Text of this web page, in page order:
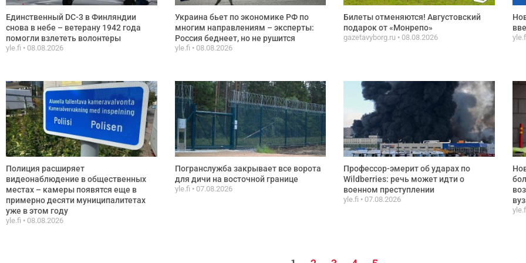
Единственный DC-3 в Финляндии
снова в небе – ветерану 1942 года
помогли взлететь волонтеры
yle.fi 08.08.2026
Украина бьет по экономике РФ по
многим направлениям – эксперты:
Россия беднеет, но не рушится
yle.fi 08.08.2026
Билеты отменяются! Августовский
подарок от «Монрепо»
gazetavyborg.ru 08.08.2026
Полиция расширяет
видеонаблюдение в общественных
местах – камеры появятся еще в
примерно десяти муниципалитетах
уже в этом году
yle.fi 08.08.2026
Погранслужба закрывает все ворота
для дичи на восточной границе
yle.fi 07.08.2026
Профессор-эмерит об ударах по
Wildberries: речь может идти о
военном преступлении
yle.fi 07.08.2026